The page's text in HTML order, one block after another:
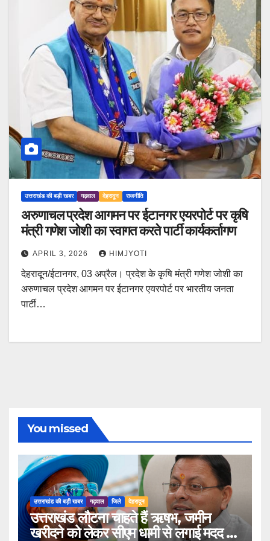
उत्तराखंड की बड़ी खबर गढ़वाल देहरादून राजनीति
अरुणाचल प्रदेश आगमन पर ईटानगर एयरपोर्ट पर कृषि
मंत्री गणेश जोशी का स्वागत करते पार्टी कार्यकर्तागण
APRIL 3, 2026 HIMJYOTI
देहरादून/ईटानगर, 03 अप्रैल। प्रदेश के कृषि मंत्री गणेश जोशी का
अरुणाचल प्रदेश आगमन पर ईटानगर एयरपोर्ट पर भारतीय जनता
पार्टी…
You missed
उत्तराखंड की बड़ी खबर गढ़वाल जिले देहरादून
उत्तराखंड लौटना चाहते हैं ऋषभ, जमीन
खरीदने को लेकर सीएम धामी से लगाई मदद की